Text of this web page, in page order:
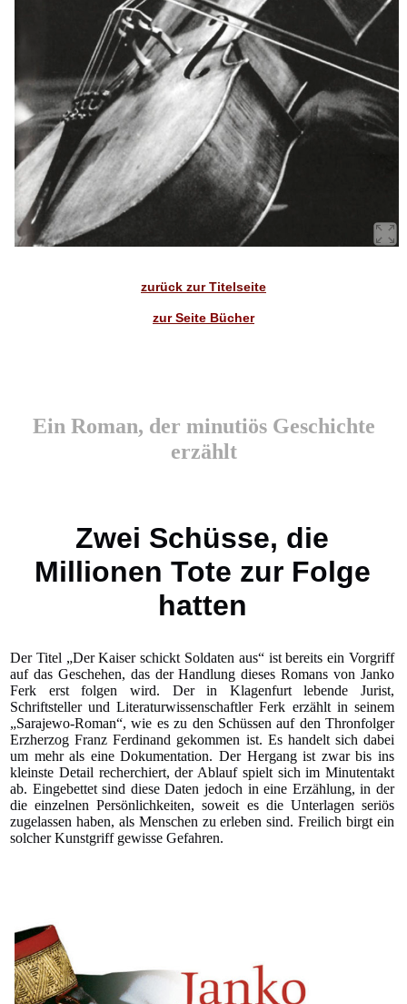
zurück zur Titelseite
zur Seite Bücher
Ein Roman, der minutiös Geschichte
erzählt
Zwei Schüsse, die
Millionen Tote zur Folge
hatten
Der Titel „Der Kaiser schickt Soldaten aus“ ist bereits ein Vorgriff
auf das Geschehen, das der Handlung dieses Romans von Janko
Ferk erst folgen wird. Der in Klagenfurt lebende Jurist,
Schriftsteller und Literaturwissenschaftler Ferk erzählt in seinem
„Sarajewo-Roman“, wie es zu den Schüssen auf den Thronfolger
Erzherzog Franz Ferdinand gekommen ist. Es handelt sich dabei
um mehr als eine Dokumentation. Der Hergang ist zwar bis ins
kleinste Detail recherchiert, der Ablauf spielt sich im Minutentakt
ab. Eingebettet sind diese Daten jedoch in eine Erzählung, in der
die einzelnen Persönlichkeiten, soweit es die Unterlagen seriös
zugelassen haben, als Menschen zu erleben sind. Freilich birgt ein
solcher Kunstgriff gewisse Gefahren.